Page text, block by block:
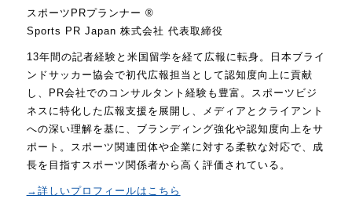
スポーツPRプランナー ®
Sports PR Japan 株式会社 代表取締役
13年間の記者経験と米国留学を経て広報に転身。日本ブライ
ンドサッカー協会で初代広報担当として認知度向上に貢献
し、PR会社でのコンサルタント経験も豊富。スポーツビジ
ネスに特化した広報支援を展開し、メディアとクライアント
への深い理解を基に、ブランディング強化や認知度向上をサ
ポート。スポーツ関連団体や企業に対する柔軟な対応で、成
長を目指すスポーツ関係者から高く評価されている。
→詳しいプロフィールはこちら